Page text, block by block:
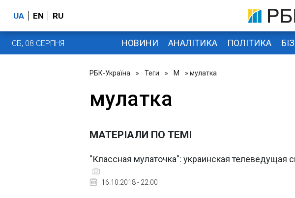
UA EN RU
СБ, 08 СЕРПНЯ НОВИНИ АНАЛІТИКА ПОЛІТИКА
РБК-Україна » Теги » М » мулатка
мулатка
МАТЕРІАЛИ ПО ТЕМІ
"Классная мулаточка": украинская телеведущая
16.10.2018 - 22:00